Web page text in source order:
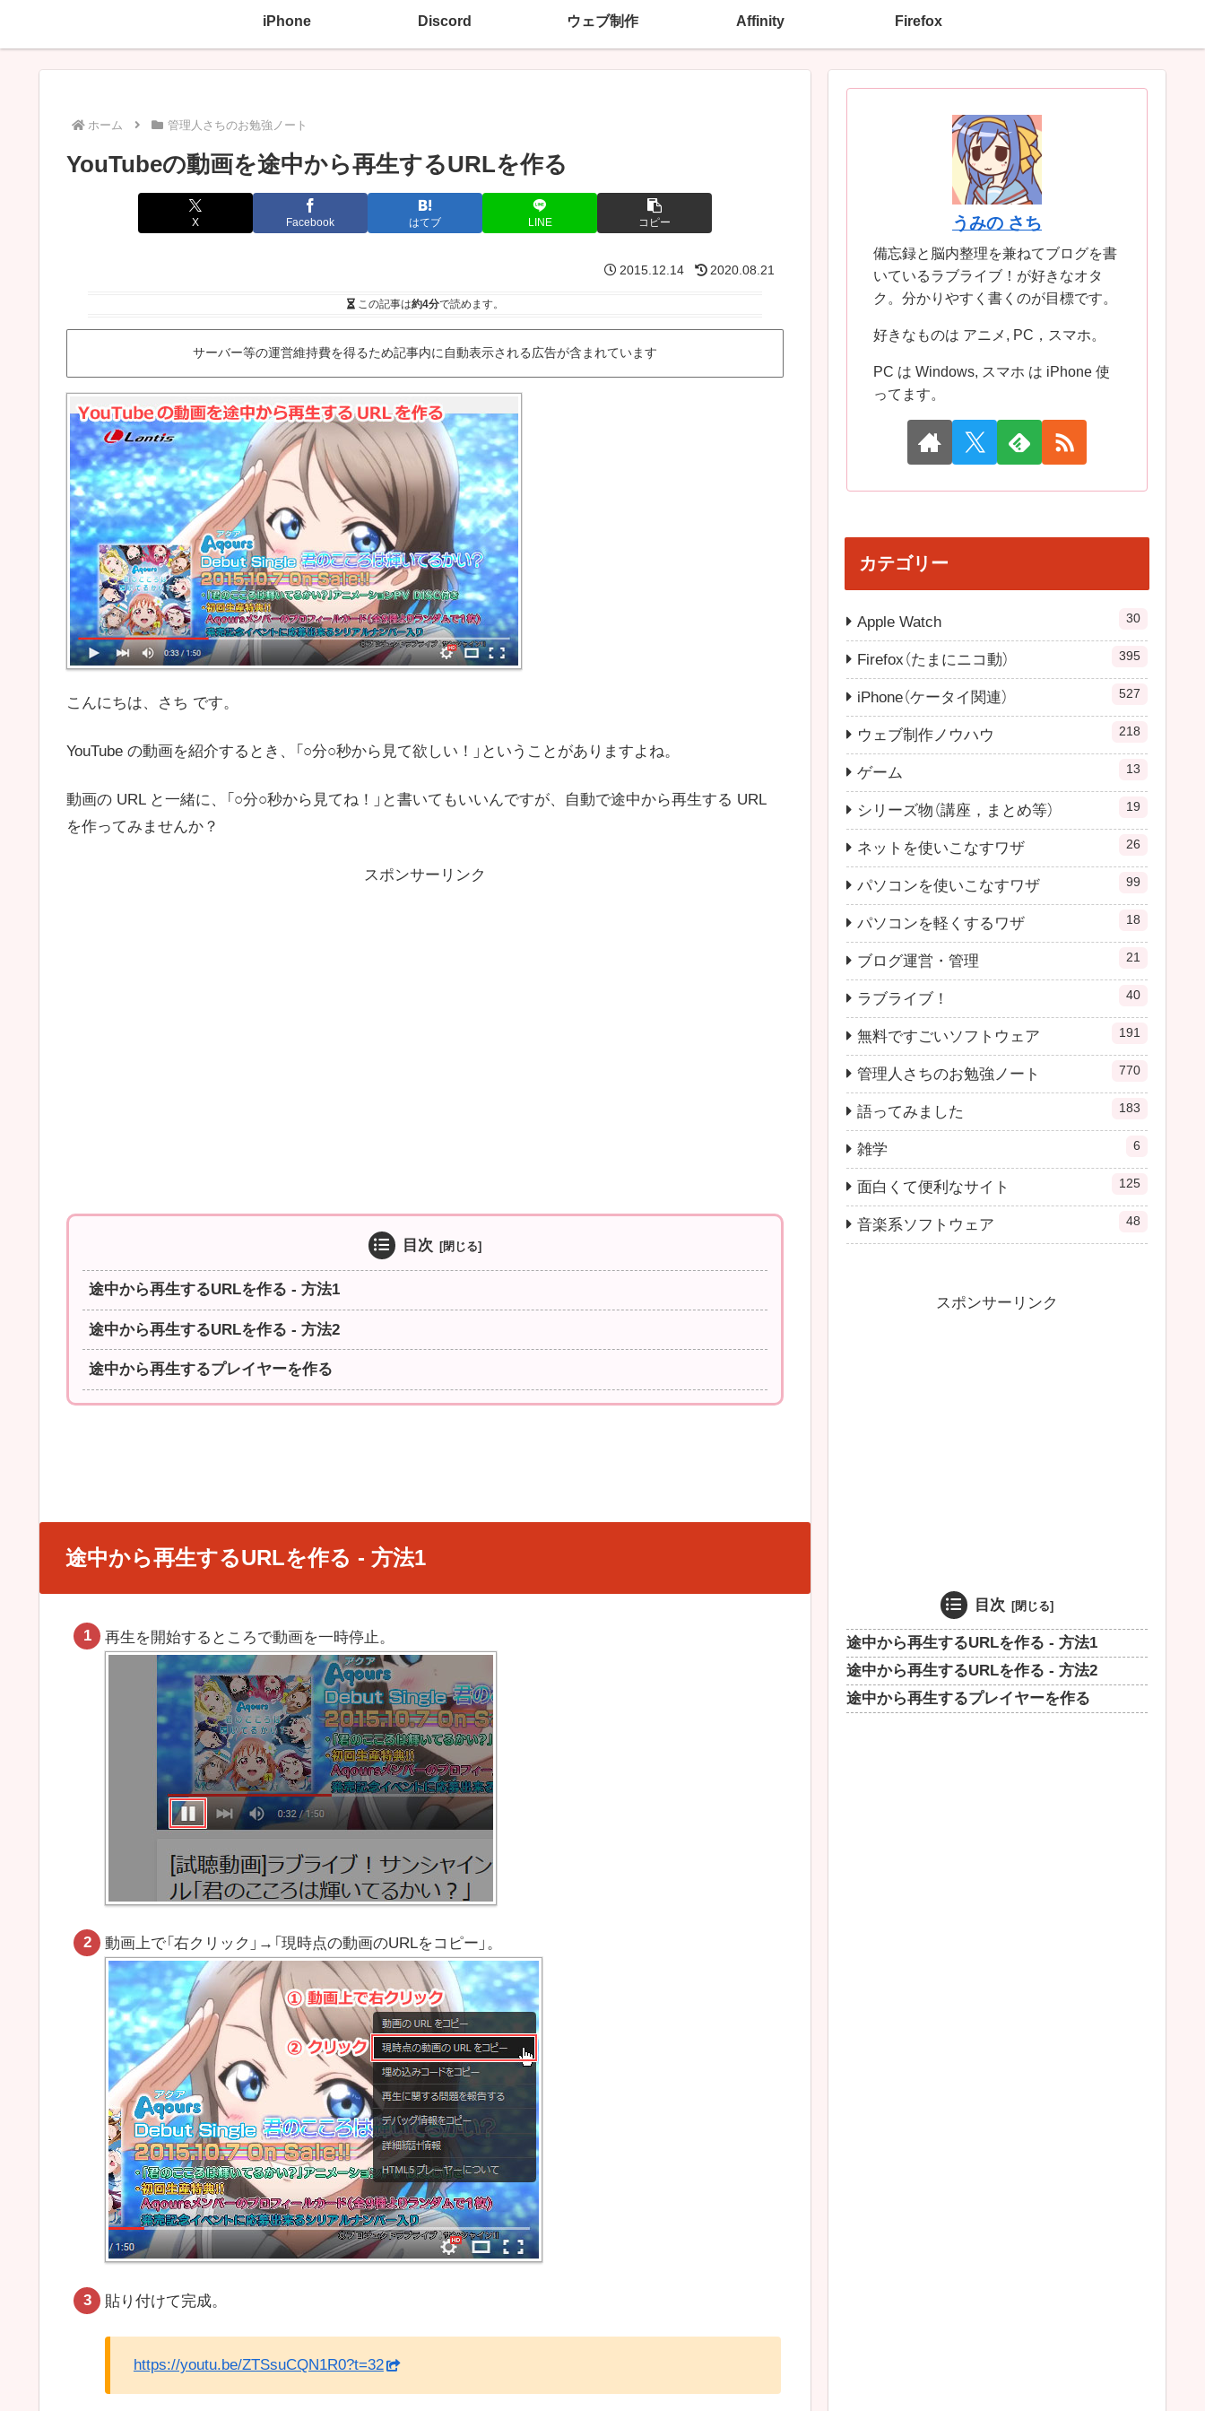
iPhone Discord ウェブ制作 Affinity Firefox
ホーム 管理人さちのお勉強ノート
YouTubeの動画を途中から再生するURLを作る
X Facebook はてブ LINE コピー
2015.12.14 2020.08.21
この記事は約4分で読めます。
サーバー等の運営維持費を得るため記事内に自動表示される広告が含まれています
こんにちは、さち です。
YouTube の動画を紹介するとき、「○分○秒から見て欲しい！」ということがありますよね。
動画の URL と一緒に、「○分○秒から見てね！」と書いてもいいんですが、自動で途中から再生する URL
を作ってみませんか？
スポンサーリンク
目次
途中から再生するURLを作る - 方法1
途中から再生するURLを作る - 方法2
途中から再生するプレイヤーを作る
途中から再生するURLを作る - 方法1
再生を開始するところで動画を一時停止。
動画上で「右クリック」→「現時点の動画のURLをコピー」。
貼り付けて完成。
https://youtu.be/ZTSsuCQN1R0?t=32
うみの さち
備忘録と脳内整理を兼ねてブログを書
いているラブライブ！が好きなオタ
ク。分かりやすく書くのが目標です。
好きなものは アニメ, PC，スマホ。
PC は Windows, スマホ は iPhone 使
ってます。
カテゴリー
Apple Watch 30
Firefox（たまにニコ動） 395
iPhone（ケータイ関連） 527
ウェブ制作ノウハウ 218
ゲーム 13
シリーズ物（講座，まとめ等） 19
ネットを使いこなすワザ 26
パソコンを使いこなすワザ 99
パソコンを軽くするワザ 18
ブログ運営・管理 21
ラブライブ！ 40
無料ですごいソフトウェア 191
管理人さちのお勉強ノート 770
語ってみました 183
雑学 6
面白くて便利なサイト 125
音楽系ソフトウェア 48
スポンサーリンク
目次
途中から再生するURLを作る - 方法1
途中から再生するURLを作る - 方法2
途中から再生するプレイヤーを作る